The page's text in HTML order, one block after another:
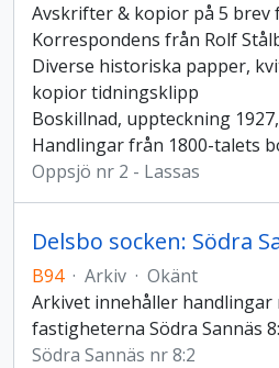
Avskrifter & kopior på 5 brev
Korrespondens från Rolf
Diverse historiska papper,
kopior tidningsklipp
Boskillnad, uppteckning
Handlingar från 1800-talets
Oppsjö nr 2 - Lassas
B94 · Arkiv · Okänt
Arkivet innehåller handlingar
fastigheterna Södra Sannäs
Södra Sannäs nr 8:2